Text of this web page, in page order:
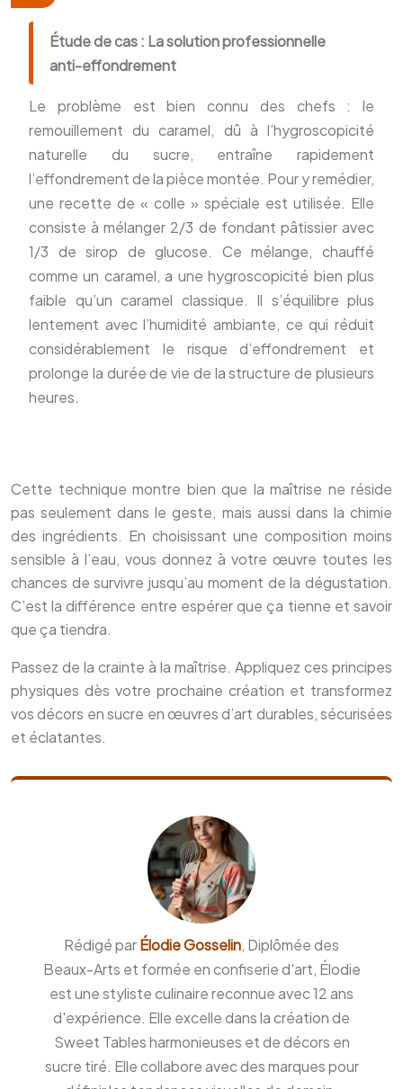
Étude de cas : La solution professionnelle
anti-effondrement
Le problème est bien connu des chefs : le
remouillement du caramel, dû à l’hygroscopicité
naturelle du sucre, entraîne rapidement
l’effondrement de la pièce montée. Pour y remédier,
une recette de « colle » spéciale est utilisée. Elle
consiste à mélanger 2/3 de fondant pâtissier avec
1/3 de sirop de glucose. Ce mélange, chauffé
comme un caramel, a une hygroscopicité bien plus
faible qu’un caramel classique. Il s’équilibre plus
lentement avec l’humidité ambiante, ce qui réduit
considérablement le risque d’effondrement et
prolonge la durée de vie de la structure de plusieurs
heures.
Cette technique montre bien que la maîtrise ne réside
pas seulement dans le geste, mais aussi dans la chimie
des ingrédients. En choisissant une composition moins
sensible à l’eau, vous donnez à votre œuvre toutes les
chances de survivre jusqu’au moment de la dégustation.
C’est la différence entre espérer que ça tienne et savoir
que ça tiendra.
Passez de la crainte à la maîtrise. Appliquez ces principes
physiques dès votre prochaine création et transformez
vos décors en sucre en œuvres d’art durables, sécurisées
et éclatantes.
Rédigé parÉlodie Gosselin, Diplômée des
Beaux-Arts et formée en confiserie d'art, Élodie
est une styliste culinaire reconnue avec 12 ans
d'expérience. Elle excelle dans la création de
Sweet Tables harmonieuses et de décors en
sucre tiré. Elle collabore avec des marques pour